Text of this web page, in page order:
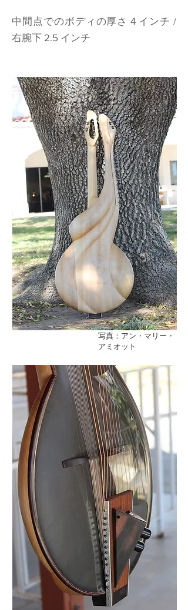
中間点でのボディの厚さ 4 インチ /
右腕下 2.5 インチ
写真：アン・マリー・
アミオット